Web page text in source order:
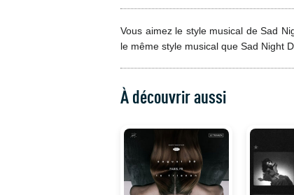
Vous aimez le style musical de Sad
le même style musical que Sad Night
À découvrir aussi